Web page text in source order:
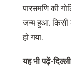
पारसमणि की
जन्म हुआ. किसी
हो गया.
यह भी पढ़ें-